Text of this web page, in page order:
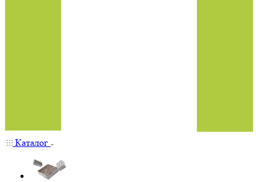
Каталог